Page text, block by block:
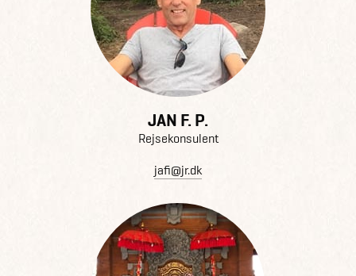
JAN F. P.
Rejsekonsulent
jafi@jr.dk